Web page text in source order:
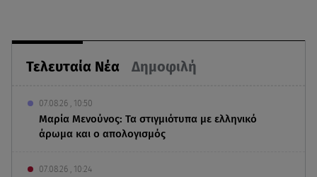
Τελευταία Νέα Δημοφιλή
07.08.26 , 10:50
Μαρία Μενούνος: Τα στιγμιότυπα με ελληνικό
άρωμα και ο απολογισμός
07.08.26 , 10:24